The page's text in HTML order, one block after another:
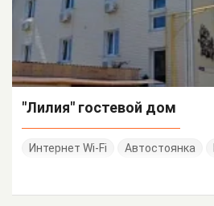
"Лилия" гостевой дом
Интернет Wi-Fi Автостоянка